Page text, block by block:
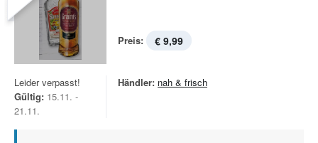
Preis: € 9,99
Leider verpasst!
Gültig: 15.11. -
21.11.
Händler: nah & frisch